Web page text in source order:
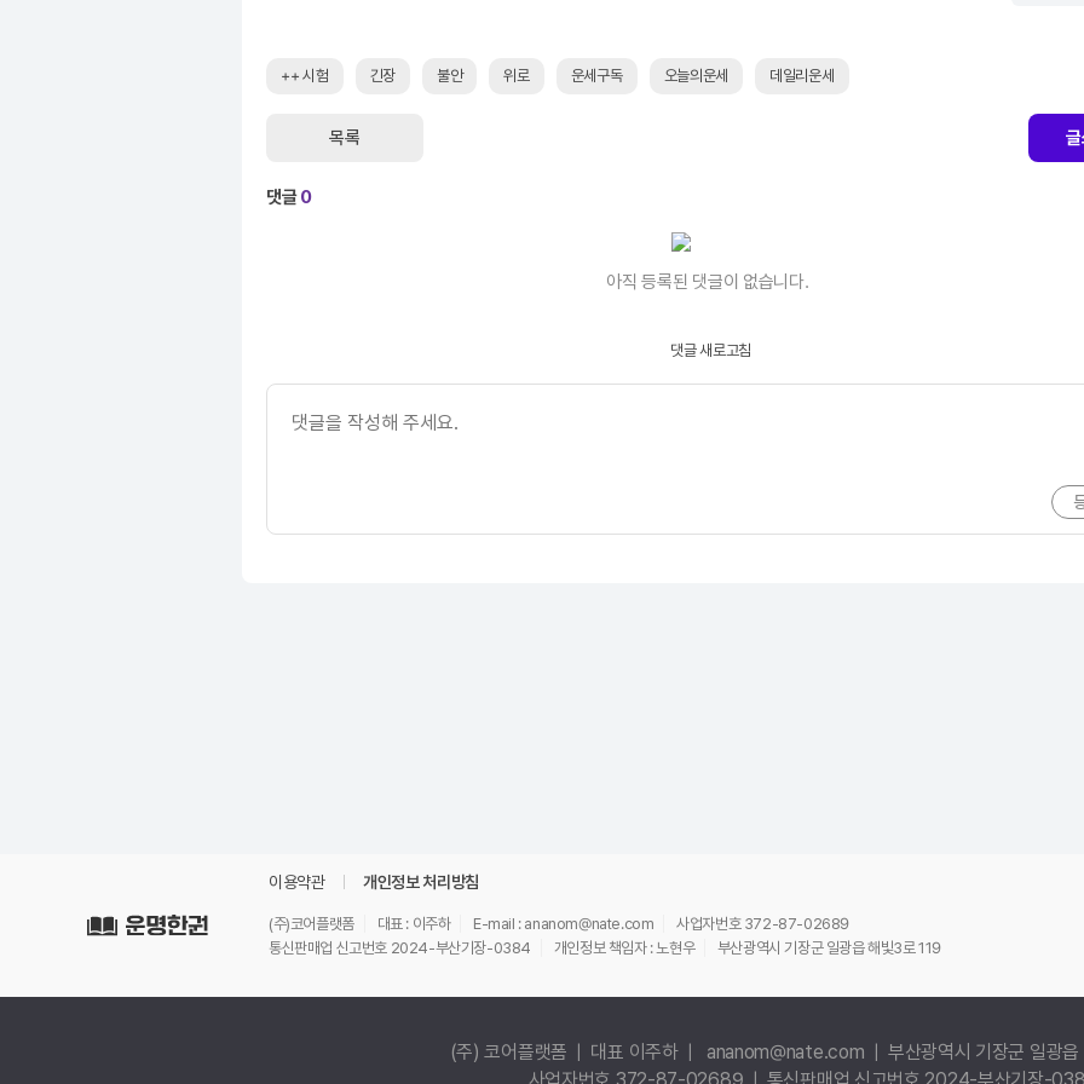
++ 시험 긴장 불안 위로 운세구독 오늘의운세 데일리운세
목록
댓글0
아직 등록된 댓글이 없습니다.
댓글 새로고침
이용약관 개인정보 처리방침
(주)코어플랫폼 대표 : 이주하 E-mail : ananom@nate.com
사업자번호 372-87-02689
통신판매업 신고번호 2024-부산기장-0384
개인정보 책임자 : 노현우 부산광역시 기장군 일광읍 해빛3로 119
(주) 코어플랫폼 | 대표 이주하 | ananom@nate.com | 부산광역시 기장군 일광읍
사업자번호 372-87-02689 | 통신판매업 신고번호 2024-부산기장-